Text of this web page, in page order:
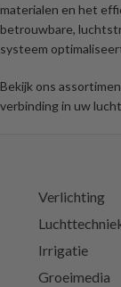
materialen en het
betrouwbare,
systeem
Bekijk ons
verbinding in uw
Verlichting
Irrigatie
Groeimedia